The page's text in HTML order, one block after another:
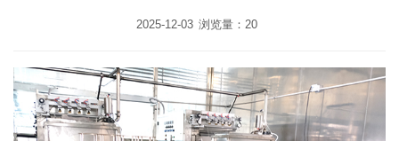
2025-12-03 浏览量：20